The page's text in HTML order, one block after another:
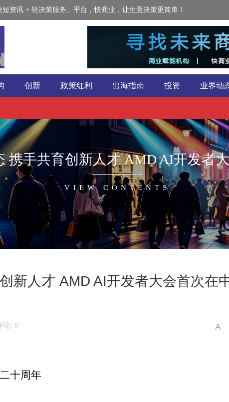
资讯 + 轻决策服务」平台，快商业，让生意决策更简单！
创新 政策红利 出海指南 投资 业界动
携手共育创新人才 AMD AI开发者
VIEW CONTENTS
新人才 AMD AI开发者大会首次在
论: 0
十周年